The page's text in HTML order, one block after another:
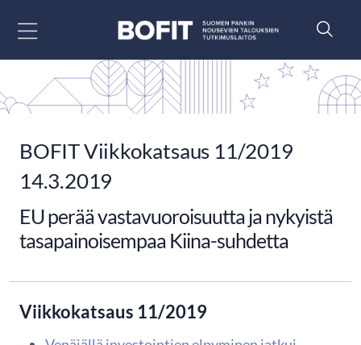
BOFIT Viikkokatsaus 11/2019
14.3.2019
EU perää vastavuoroisuutta ja nykyistä
tasapainoisempaa Kiina-suhdetta
Viikkokatsaus 11/2019